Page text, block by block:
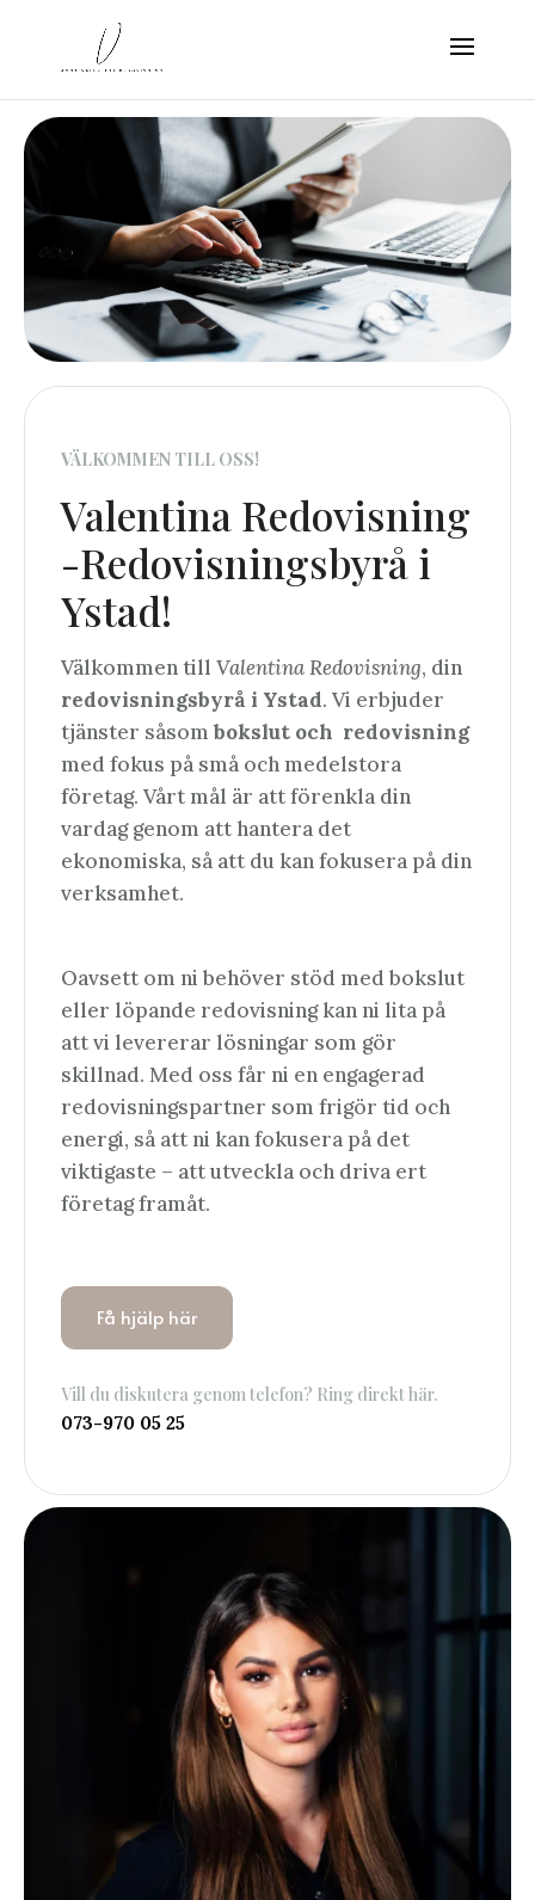
VÄLKOMMEN TILL OSS!
Valentina Redovisning
-Redovisningsbyrå i
Ystad!
Välkommen till Valentina Redovisning, din
redovisningsbyrå i Ystad. Vi erbjuder
tjänster såsom bokslut och redovisning
med fokus på små och medelstora
företag. Vårt mål är att förenkla din
vardag genom att hantera det
ekonomiska, så att du kan fokusera på din
verksamhet.
Oavsett om ni behöver stöd med bokslut
eller löpande redovisning kan ni lita på
att vi levererar lösningar som gör
skillnad. Med oss får ni en engagerad
redovisningspartner som frigör tid och
energi, så att ni kan fokusera på det
viktigaste – att utveckla och driva ert
företag framåt.
Få hjälp här
Vill du diskutera genom telefon? Ring direkt här.
073-970 05 25